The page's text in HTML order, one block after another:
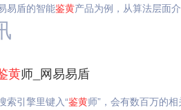
易盾的智能鉴黄产品为例，从算法层面
黄师_网易易盾
索引擎里键入“鉴黄师”，会有数百万的